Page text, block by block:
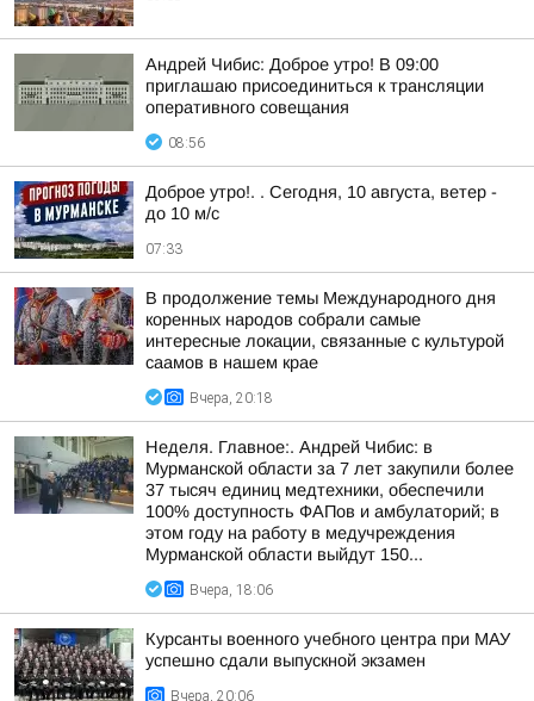
Андрей Чибис: Доброе утро! В 09:00
приглашаю присоединиться к трансляции
оперативного совещания
08:56
Доброе утро!. . Сегодня, 10 августа, ветер -
до 10 м/с
07:33
В продолжение темы Международного дня
коренных народов собрали самые
интересные локации, связанные с культурой
саамов в нашем крае
Вчера, 20:18
Неделя. Главное:. Андрей Чибис: в
Мурманской области за 7 лет закупили более
37 тысяч единиц медтехники, обеспечили
100% доступность ФАПов и амбулаторий; в
этом году на работу в медучреждения
Мурманской области выйдут 150...
Вчера, 18:06
Курсанты военного учебного центра при МАУ
успешно сдали выпускной экзамен
Вчера, 20:06